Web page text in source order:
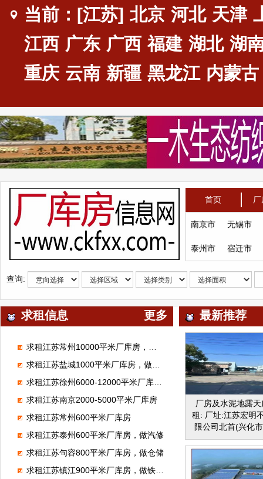
当前：[江苏] 北京 河北 天津
江西 广东 广西 福建 湖北 湖
重庆 云南 新疆 黑龙江 内蒙古
首页
南京市 无锡市
泰州市 宿迁市
查询:
求租信息 更多
求租江苏常州10000平米厂库房，做仓储
求租江苏盐城1000平米厂库房，做塑料加工
求租江苏徐州6000-12000平米厂库房，做食品厂
求租江苏南京2000-5000平米厂库房
求租江苏常州600平米厂库房
求租江苏泰州600平米厂库房，做汽修
求租江苏句容800平米厂库房，做仓储
求租江苏镇江900平米厂库房，做铁皮加工
最新推荐
厂房及水泥地露
租: 厂址:江苏宏明
限公司北首(兴化
园区同心路西侧)
亩,其中厂房两幢
(内有行车5-10吨
办公大楼一幢四